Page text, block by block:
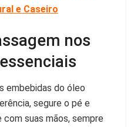
e Caseiro
nos
embebidas do óleo
segure o pé e
suas mãos, sempre